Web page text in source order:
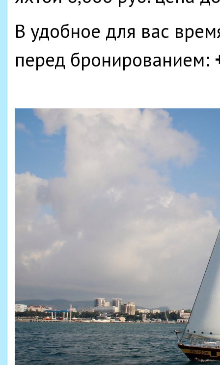
В удобное для вас
перед бронированием: